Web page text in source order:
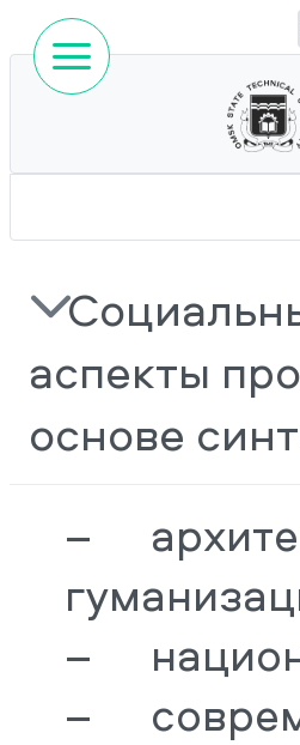
аспекты
основе
–	архитектурно-художественные средства
–	национальная специфика городской среды;
–